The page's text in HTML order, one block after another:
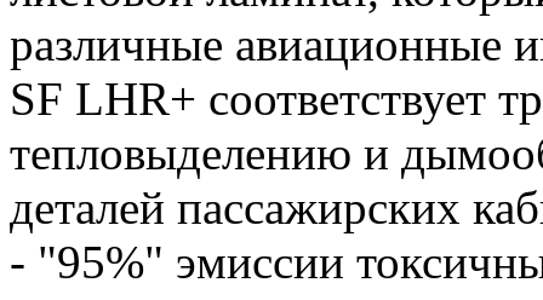
различные авиационные
SF LHR+ соответствует
тепловыделению и
деталей пассажирских
- "95%" эмиссии